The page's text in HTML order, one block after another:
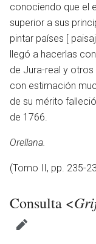
conociendo que el
superior a sus
pintar países [
llegó a hacerlas
de Jura-real y
con estimación
de su mérito
de 1766.
Orellana.
(Tomo II, pp. 235-
Consulta <